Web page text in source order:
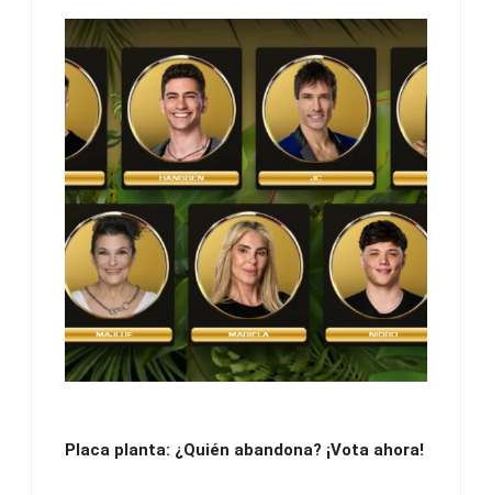
Placa planta: ¿Quién abandona? ¡Vota ahora!